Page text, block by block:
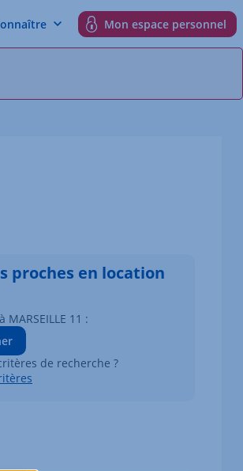
Mon espace personnel
proches en location
11 :
de recherche ?